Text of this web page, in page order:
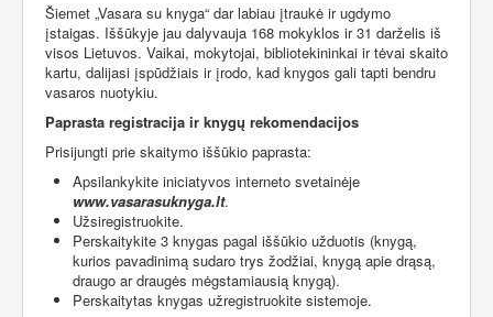
Šiemet „Vasara su knyga“ dar labiau įtraukė ir ugdymo
įstaigas. Iššūkyje jau dalyvauja 168 mokyklos ir 31 darželis iš
visos Lietuvos. Vaikai, mokytojai, bibliotekininkai ir tėvai skaito
kartu, dalijasi įspūdžiais ir įrodo, kad knygos gali tapti bendru
vasaros nuotykiu.
Paprasta registracija ir knygų rekomendacijos
Prisijungti prie skaitymo iššūkio paprasta:
Apsilankykite iniciatyvos interneto svetainėje
www.vasarasuknyga.lt.
Užsiregistruokite.
Perskaitykite 3 knygas pagal iššūkio užduotis (knygą,
kurios pavadinimą sudaro trys žodžiai, knygą apie drąsą,
draugo ar draugės mėgstamiausią knygą).
Perskaitytas knygas užregistruokite sistemoje.